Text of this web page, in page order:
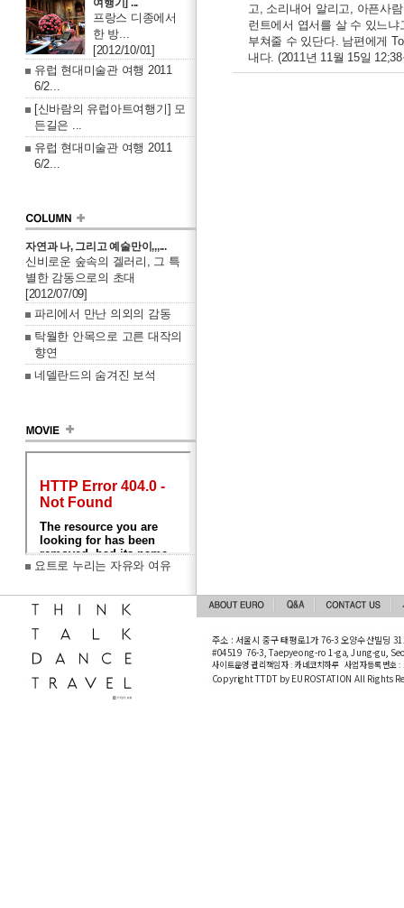
여행기] ...
프랑스 디종에서
한 방...
[2012/10/01]
유럽 현대미술관 여행 2011
6/2...
[신바람의 유럽아트여행기] 모
든길은 ...
유럽 현대미술관 여행 2011
6/2...
자연과 나, 그리고 예술만이,,,...
신비로운 숲속의 겔러리, 그 특
별한 감동으로의 초대
[2012/07/09]
파리에서 만난 의외의 감동
탁월한 안목으로 고른 대작의
향연
네델란드의 숨겨진 보석
요트로 누리는 자유와 여유
고, 소리내어 알리고, 아픈사
런트에서 엽서를 살 수 있느
부쳐줄 수 있단다. 남편에게
내다. (2011년 11월 15일